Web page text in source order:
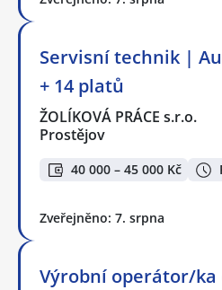
Servisní technik |
+ 14 platů
ŽOLÍKOVÁ PRÁCE s.r.o.
Prostějov
40 000 – 45 000 Kč
Zveřejněno: 7. srpna
Výrobní operátor/ka